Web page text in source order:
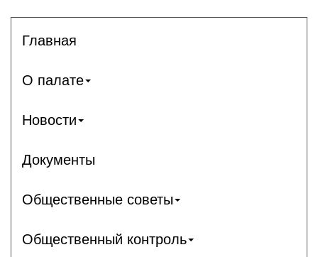
Главная
О палате
Новости
Документы
Общественные советы
Общественный контроль